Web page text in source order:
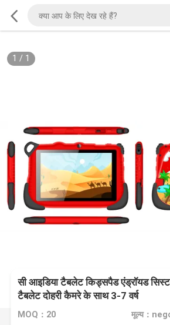
1 / 1
सी आइडिया टैबलेट किड्सपैड एंड्रॉयड
टैबलेट दोहरी कैमरे के साथ 3-7 वर्ष
MOQ：20 मूल्य：